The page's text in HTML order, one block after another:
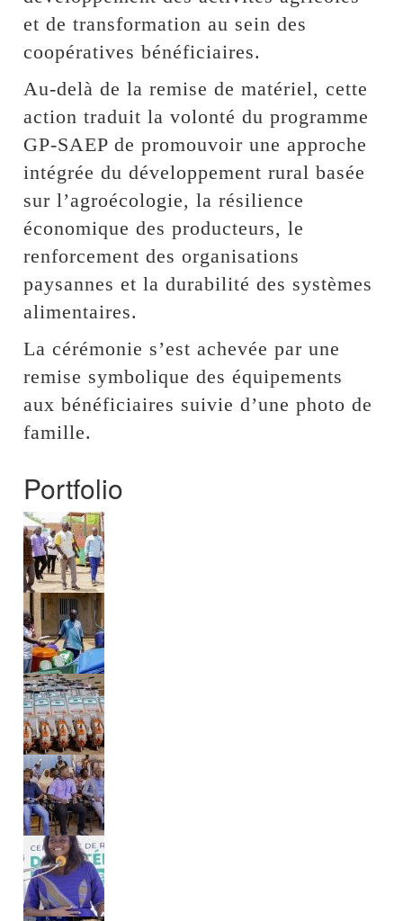
et de transformation au sein des
coopératives bénéficiaires.
Au-delà de la remise de matériel, cette
action traduit la volonté du programme
GP-SAEP de promouvoir une approche
intégrée du développement rural basée
sur l’agroécologie, la résilience
économique des producteurs, le
renforcement des organisations
paysannes et la durabilité des systèmes
alimentaires.
La cérémonie s’est achevée par une
remise symbolique des équipements
aux bénéficiaires suivie d’une photo de
famille.
Portfolio